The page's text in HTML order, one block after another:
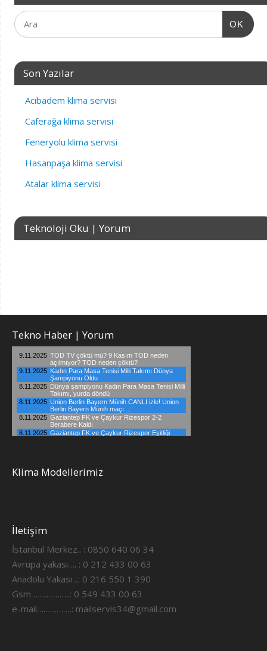
OK
Son Yazılar
Acıbadem klima servisi
Caferağa klima servisi
Feneryolu klima servisi
Hasanpaşa klima servisi
Atalar klima servisi
Teknoloji Oku | Yorum
Tekno Haber | Yorum
Klima Modellerimiz
İletişim
İstanbul Merkez.. : 0850 640 06 34
Avrupa yakası…. : 0 212 433 00 63
Anadolu Yakası ..: 0 216 550 1 390
Gsm ……………..: 0 549 433 00 63
e-mail…………….: mailservis34@gmail.com